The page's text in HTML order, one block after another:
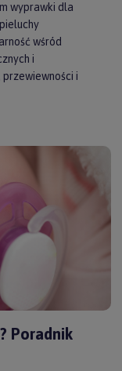
wyprawki dla
wśród
i
i
też ekologiczne
Poradnik